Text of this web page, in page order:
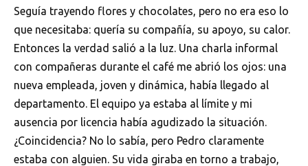
Seguía trayendo flores y chocolates, pero no era eso lo
que necesitaba: quería su compañía, su apoyo, su calor.
Entonces la verdad salió a la luz. Una charla informal
con compañeras durante el café me abrió los ojos: una
nueva empleada, joven y dinámica, había llegado al
departamento. El equipo ya estaba al límite y mi
ausencia por licencia había agudizado la situación.
¿Coincidencia? No lo sabía, pero Pedro claramente
estaba con alguien. Su vida giraba en torno a trabajo,